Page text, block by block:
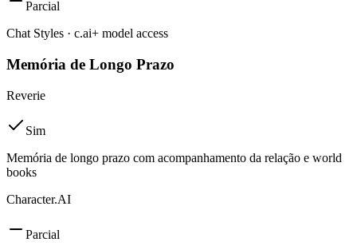
Parcial
Chat Styles · c.ai+ model access
Memória de Longo Prazo
Reverie
Sim
Memória de longo prazo com acompanhamento da relação e world
books
Character.AI
Parcial